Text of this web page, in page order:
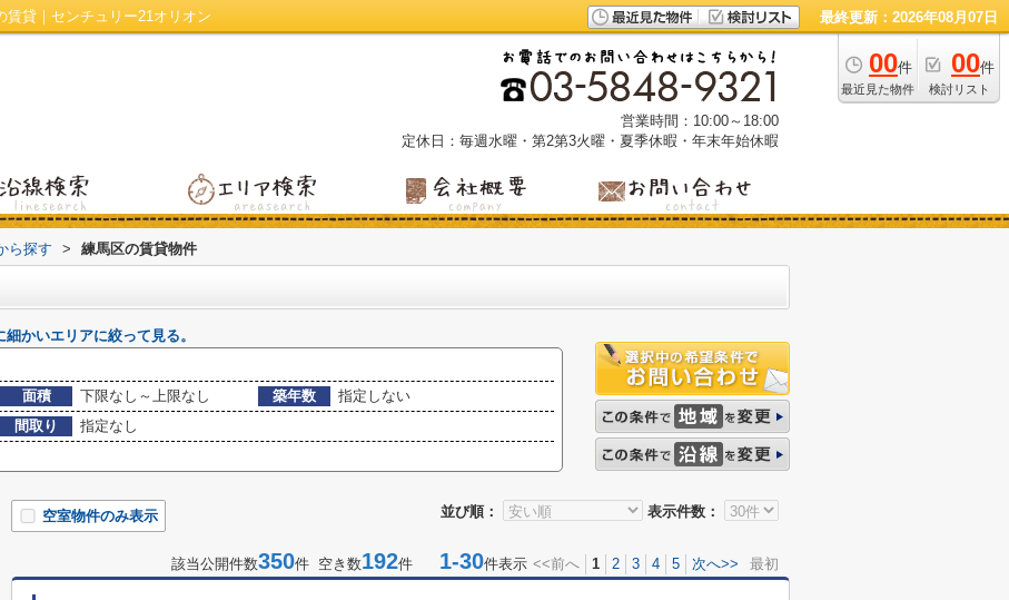
貸｜センチュリー21オリオン 最終更新：2026年08月07日
00件
最近見た物件
00件
検討リスト
営業時間：10:00～18:00
定休日：毎週水曜・第2第3火曜・夏季休暇・年末年始休暇
ら探す > 練馬区の賃貸物件
かいエリアに絞って見る。
面積 下限なし～上限なし 築年数
指定しない
間取り
指定なし
並び順： 表示件数：
空室物件のみ表示
該当公開件数350件 空き数192件 1-30件表示 <<前へ 1 2 3 4 5 次へ>> 最初